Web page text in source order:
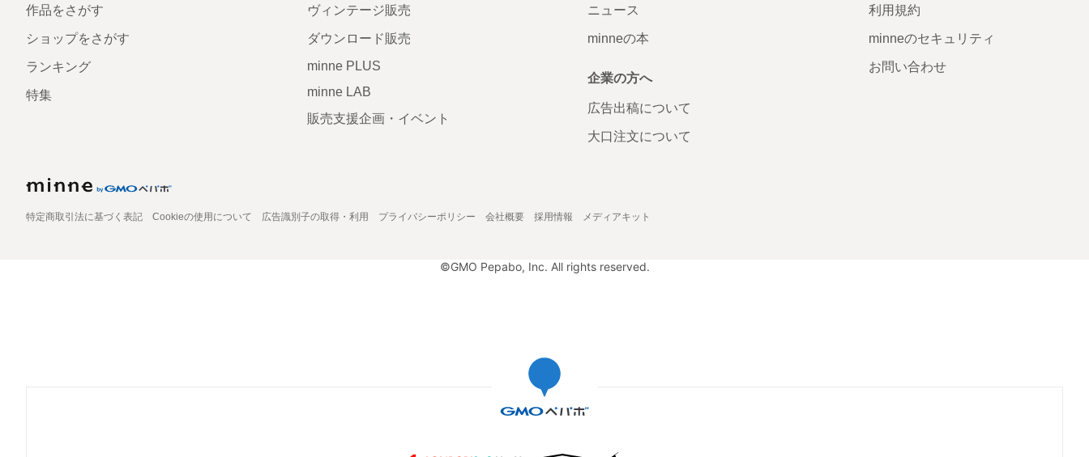
作品をさがす
ショップをさがす
ランキング
特集
ヴィンテージ販売
ダウンロード販売
minne PLUS
minne LAB
販売支援企画・イベント
ニュース
minneの本
企業の方へ
広告出稿について
大口注文について
利用規約
minneのセキュリティ
お問い合わせ
特定商取引法に基づく表記 Cookieの使用について 広告識別子の取得・利用 プライバシーポリシー 会社概要 採用情報 メディアキット
©GMO Pepabo, Inc. All rights reserved.